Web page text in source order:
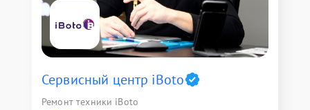
Сервисный центр iBoto
Ремонт техники iBoto